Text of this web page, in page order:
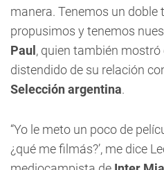
manera. Tenemos un doble
propusimos y tenemos
Paul , quien también
distendido de su relación
Selección argentina.
“Yo le meto un poco de
¿qué me filmás?’, me dice